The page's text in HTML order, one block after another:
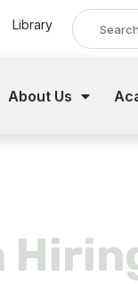
Library
About Us